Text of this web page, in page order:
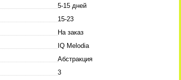
5-15 дней
15-23
На заказ
IQ Melodia
Абстракция
3